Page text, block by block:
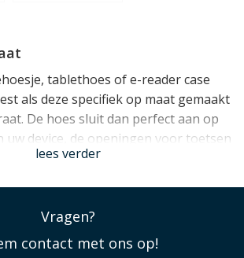
tablethoes of e-reader case
als deze specifiek op maat gemaakt
De hoes sluit dan perfect aan op
uw device, de openingen voor toetsen
zitten op de juiste plek en ook de
ze veelal maar voor één specifieke
of e-reader passend zijn. Het is
lees verder
Vragen?
contact met ons op!